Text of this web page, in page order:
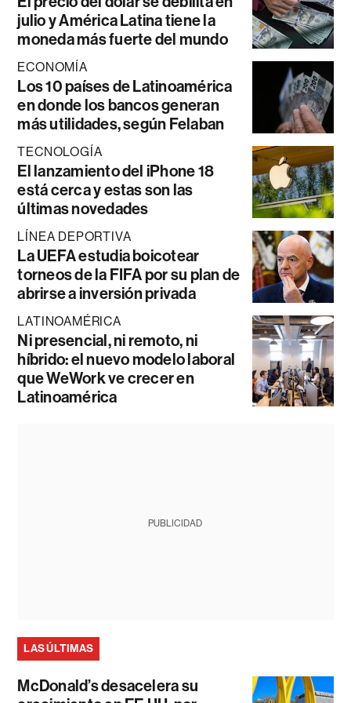
julio y América Latina tiene la
moneda más fuerte del mundo
ECONOMÍA
Los 10 países de Latinoamérica
en donde los bancos generan
más utilidades, según Felaban
TECNOLOGÍA
El lanzamiento del iPhone 18
está cerca y estas son las
últimas novedades
LÍNEA DEPORTIVA
La UEFA estudia boicotear
torneos de la FIFA por su plan de
abrirse a inversión privada
LATINOAMÉRICA
Ni presencial, ni remoto, ni
híbrido: el nuevo modelo laboral
que WeWork ve crecer en
Latinoamérica
PUBLICIDAD
LAS ÚLTIMAS
McDonald’s desacelera su